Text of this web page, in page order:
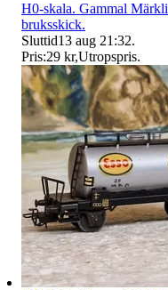
H0-skala. Gammal
bruksskick.
Sluttid13 aug 21:32.
Pris:29 kr,Utropspris.